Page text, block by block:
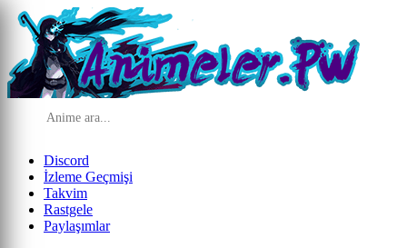
Discord
İzleme Geçmişi
Takvim
Rastgele
Paylaşımlar